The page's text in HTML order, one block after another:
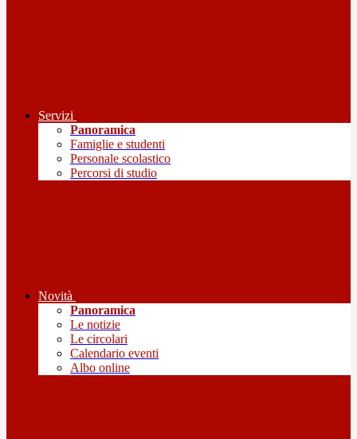
Servizi
Panoramica
Famiglie e studenti
Personale scolastico
Percorsi di studio
Novità
Panoramica
Le notizie
Le circolari
Calendario eventi
Albo online